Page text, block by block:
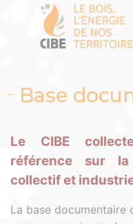
Base
Le CIBE
référence sur
collectif et
La base documentaire